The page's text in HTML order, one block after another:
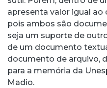
apresenta valor igual
pois ambos são
seja um suporte de
de um documento
documento de arquivo,
para a memória da
Madio.